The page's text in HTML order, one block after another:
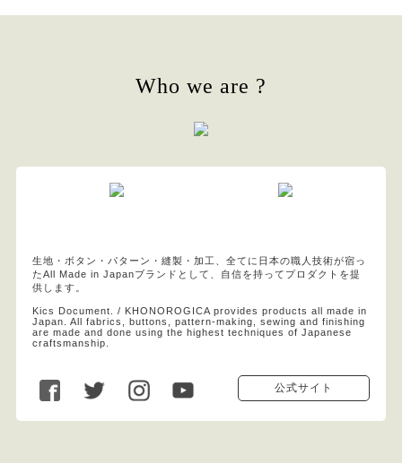
Who we are ?
生地・ボタン・パターン・縫製・加工、全てに日本の職人技術が宿っ
たAll Made in Japanブランドとして、自信を持ってプロダクトを提
供します。
Kics Document. / KHONOROGICA provides products all made in
Japan. All fabrics, buttons, pattern-making, sewing and finishing
are made and done using the highest techniques of Japanese
craftsmanship.
公式サイト